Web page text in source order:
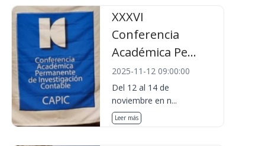
XXXVI
Conferencia
Académica Pe...
2025-11-12 09:00:00
Del 12 al 14 de
noviembre en n...
Leer más